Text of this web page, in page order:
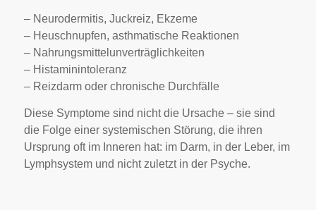
– Neurodermitis, Juckreiz, Ekzeme
– Heuschnupfen, asthmatische Reaktionen
– Nahrungsmittelunverträglichkeiten
– Histaminintoleranz
– Reizdarm oder chronische Durchfälle
Diese Symptome sind nicht die Ursache – sie sind
die Folge einer systemischen Störung, die ihren
Ursprung oft im Inneren hat: im Darm, in der Leber, im
Lymphsystem und nicht zuletzt in der Psyche.